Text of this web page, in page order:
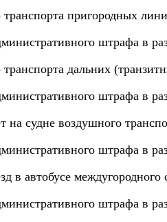
транспорта пригородных
штрафа в
транспорта дальних
штрафа в
на судне воздушного
штрафа в
в автобусе
штрафа в